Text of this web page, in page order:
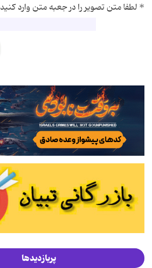
*لطفا متن تصویر را در جعبه متن وارد کنید
پربازدیدها